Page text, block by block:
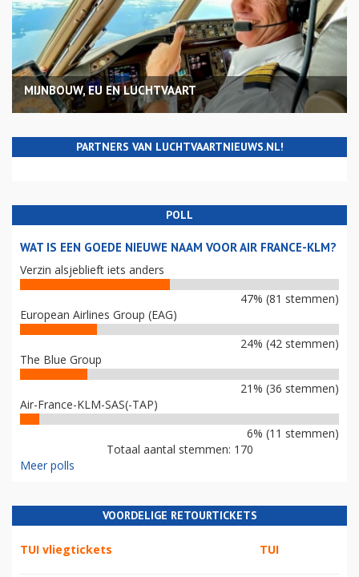
MIJNBOUW, EU EN LUCHTVAART
PARTNERS VAN LUCHTVAARTNIEUWS.NL!
POLL
WAT IS EEN GOEDE NIEUWE NAAM VOOR AIR FRANCE-KLM?
Verzin alsjeblieft iets anders
47% (81 stemmen)
European Airlines Group (EAG)
24% (42 stemmen)
The Blue Group
21% (36 stemmen)
Air-France-KLM-SAS(-TAP)
6% (11 stemmen)
Totaal aantal stemmen: 170
Meer polls
VOORDELIGE RETOURTICKETS
TUI vliegtickets TUI